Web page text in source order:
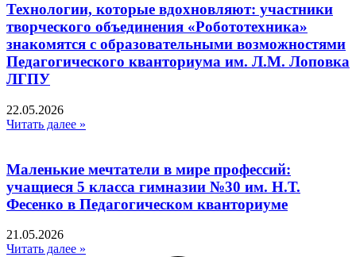
Технологии, которые вдохновляют: участники
творческого объединения «Робототехника»
знакомятся с образовательными возможностями
Педагогического кванториума им. Л.М. Лоповка
ЛГПУ
22.05.2026
Читать далее »
Маленькие мечтатели в мире профессий:
учащиеся 5 класса гимназии №30 им. Н.Т.
Фесенко в Педагогическом кванториуме
21.05.2026
Читать далее »